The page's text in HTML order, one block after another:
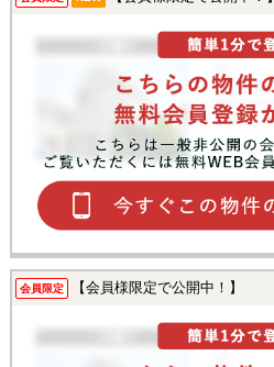
会員限定 【会員様限定で公開中！】